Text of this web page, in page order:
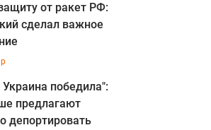
от ракет РФ:
сделал важное
победила":
предлагают
депортировать